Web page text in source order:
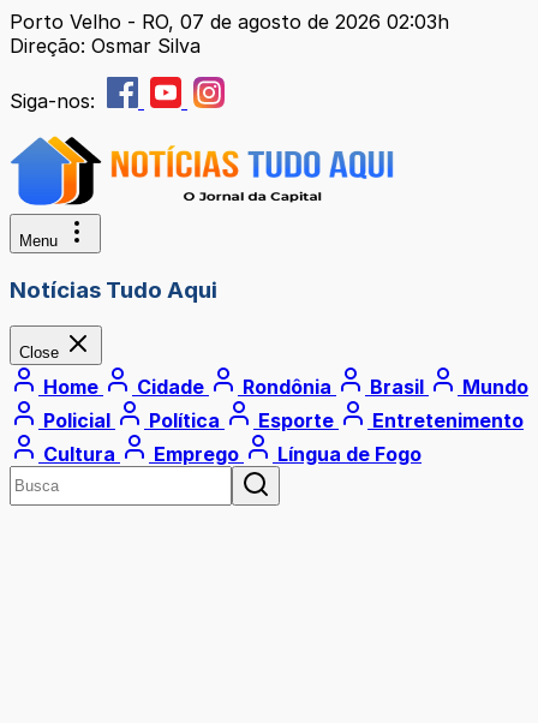
Porto Velho - RO, 07 de agosto de 2026 02:03h
Direção: Osmar Silva
Siga-nos:
Menu
Notícias Tudo Aqui
Close
Home Cidade Rondônia Brasil
Mundo
Policial
Política Esporte
Entretenimento
Cultura
Emprego Língua de Fogo